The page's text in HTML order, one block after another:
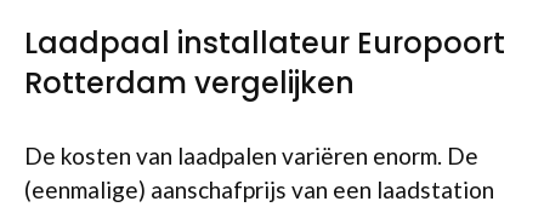
Laadpaal installateur Europoort
Rotterdam vergelijken
De kosten van laadpalen variëren enorm. De
(eenmalige) aanschafprijs van een laadstation